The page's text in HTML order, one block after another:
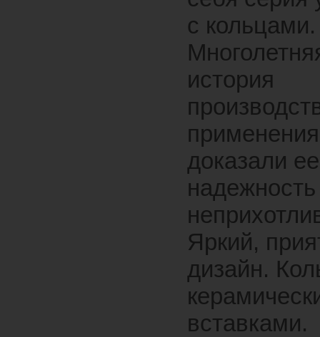
с кольцами.
история
применения
доказали ее
Яркий,
дизайн.
вставками.